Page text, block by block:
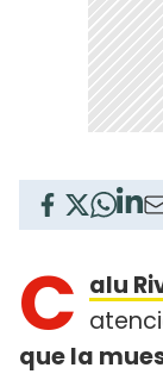
C alu
que la